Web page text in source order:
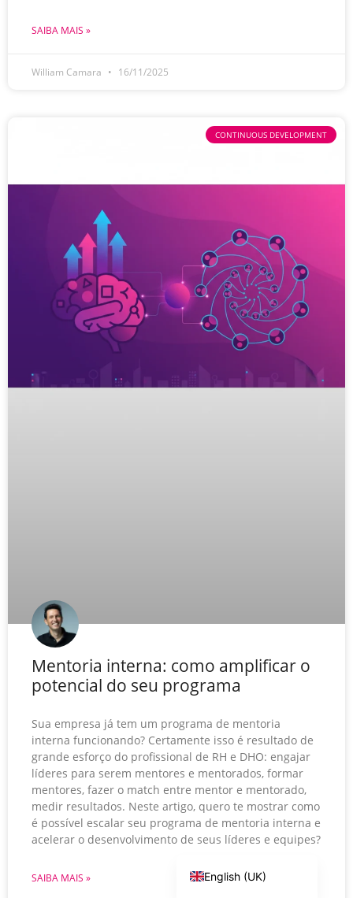
SAIBA MAIS »
William Camara 16/11/2025
CONTINUOUS DEVELOPMENT
Mentoria interna: como amplificar o
potencial do seu programa
Sua empresa já tem um programa de mentoria
interna funcionando? Certamente isso é resultado de
grande esforço do profissional de RH e DHO: engajar
líderes para serem mentores e mentorados, formar
mentores, fazer o match entre mentor e mentorado,
medir resultados. Neste artigo, quero te mostrar como
é possível escalar seu programa de mentoria interna e
acelerar o desenvolvimento de seus líderes e equipes?
SAIBA MAIS » English (UK)
Português do Brasil
Español
Português